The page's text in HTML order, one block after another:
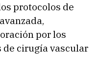
protocolos de
por los
cirugía vascular